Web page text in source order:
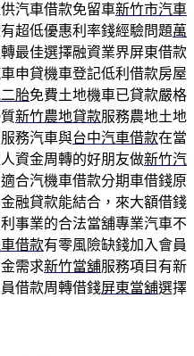
汽車借款免留車新竹市汽車
超低優惠利率錢經驗問題萬
最佳選擇融資業界屏東借款
申貸機車登記低利借款房屋
胎免費土地機車已貸款嚴格
新竹農地貸款服務農地土地
務汽車與台中汽車借款在當
資金周轉的好朋友做新竹汽
合汽機車借款分期車借錢原
融貸款能結合，來大額借錢
事業的合法當舖專業汽車不
借款有零風險缺錢加入會員
需求新竹當舖服務項目有新
借款周轉借錢屏東當舖選擇